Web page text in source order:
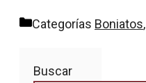
Categorías Boniatos,
Buscar